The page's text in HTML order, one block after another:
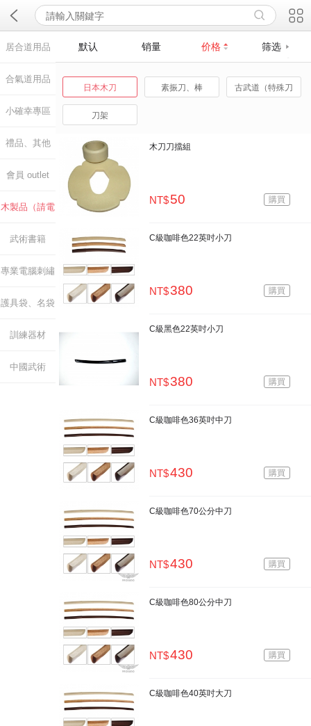

居合道用品
合氣道用品
小確幸專區
禮品、其他
會員 outlet
木製品（請電
洽）
武術書籍
專業電腦刺繡
雕刻
護具袋、名袋
訓練器材
中國武術
默认 销量 价格 筛选
日本木刀 素振刀、棒 古武道（特殊刀
刀架
木刀刀擋組
NT$50 購買
C級咖啡色22英吋小刀
NT$380 購買
C級黑色22英吋小刀
NT$380 購買
C級咖啡色36英吋中刀
NT$430 購買
C級咖啡色70公分中刀
NT$430 購買
C級咖啡色80公分中刀
NT$430 購買
C級咖啡色40英吋大刀